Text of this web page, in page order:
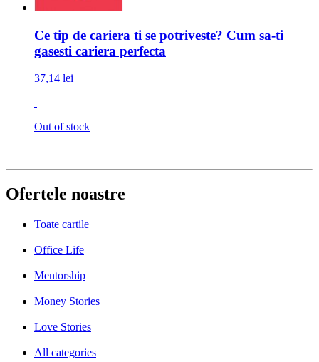
Ce tip de cariera ti se potriveste? Cum sa-ti
gasesti cariera perfecta
37,14 lei
Out of stock
Ofertele noastre
Toate cartile
Office Life
Mentorship
Money Stories
Love Stories
All categories